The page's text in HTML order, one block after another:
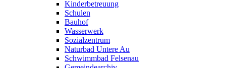
Kinderbetreuung
Schulen
Bauhof
Wasserwerk
Sozialzentrum
Naturbad Untere Au
Schwimmbad Felsenau